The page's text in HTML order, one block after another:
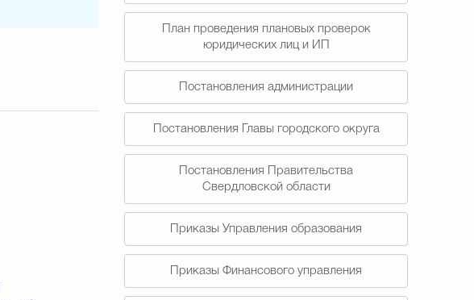
План проведения плановых проверок
юридических лиц и ИП
Постановления администрации
Постановления Главы городского округа
Постановления Правительства
Свердловской области
Приказы Управления образования
Приказы Финансового управления